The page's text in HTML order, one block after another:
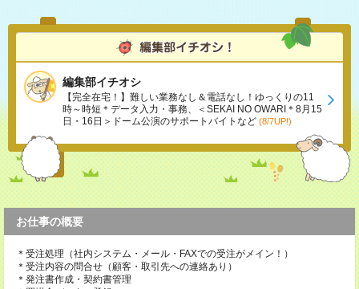
編集部イチオシ
【完全在宅！】難しい業務なし＆電話なし！ゆっくりの11
時～時短＊データ入力・事務、＜SEKAI NO OWARI＊8月15
日・16日＞ドーム公演のサポートバイトなど (8/7UP!)
お仕事の概要
＊受注処理（社内システム・メール・FAXでの受注がメイン！）
＊受注内容の問合せ（顧客・取引先への連絡あり）
＊発注書作成・契約書管理